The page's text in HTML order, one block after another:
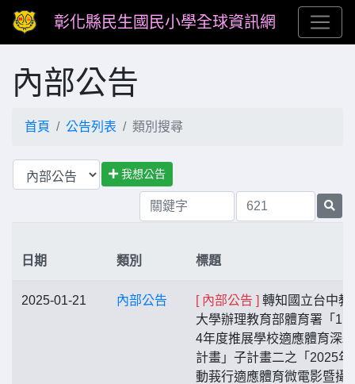
彰化縣民生國民小學全球資訊網
內部公告
首頁 公告列表 類別搜尋
我想公告
日期 類別 標題
2025-01-21 內部公告 [ 內部公告 ] 轉知國立台中教
大學辦理教育部體育署「
4年度推展學校適應體育深
計畫」子計畫二之「2025年
動莪行適應體育微電影暨攝